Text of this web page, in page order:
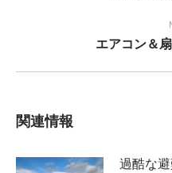
エアコン＆
関連情報
過酷な